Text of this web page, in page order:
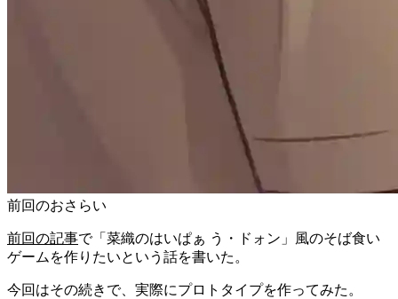
前回のおさらい
前回の記事で「菜織のはいぱぁ う・ドォン」風のそば食い
ゲームを作りたいという話を書いた。
今回はその続きで、実際にプロトタイプを作ってみた。